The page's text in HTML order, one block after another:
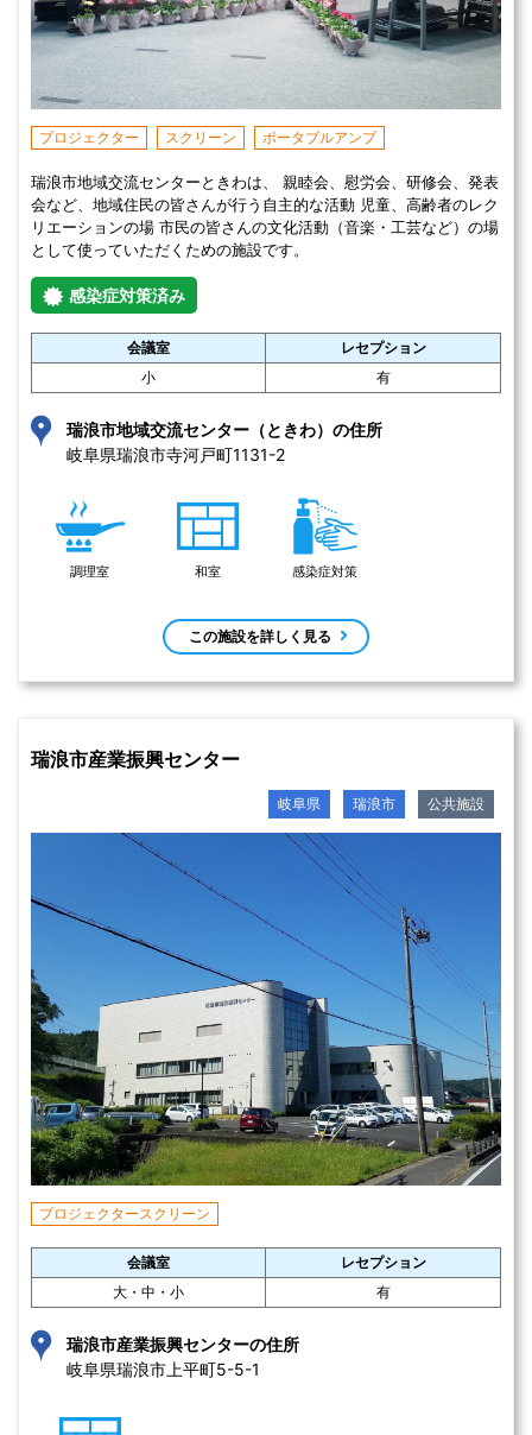
プロジェクター スクリーン ポータブルアンプ
瑞浪市地域交流センターときわは、 親睦会、慰労会、研修会、発表
会など、地域住民の皆さんが行う自主的な活動 児童、高齢者のレク
リエーションの場 市民の皆さんの文化活動（音楽・工芸など）の場
として使っていただくための施設です。
感染症対策済み
会議室
レセプション
小
有
瑞浪市地域交流センター（ときわ）の住所
岐阜県瑞浪市寺河戸町1131-2
調理室 和室 感染症対策
この施設を詳しく見る
瑞浪市産業振興センター
岐阜県 瑞浪市 公共施設
プロジェクタースクリーン
会議室
レセプション
大・中・小
有
瑞浪市産業振興センターの住所
岐阜県瑞浪市上平町5-5-1